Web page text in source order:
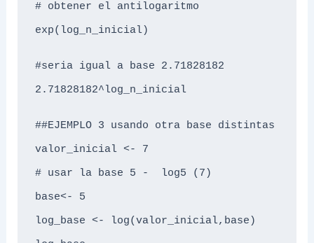
# obtener el antilogaritmo
exp(log_n_inicial)
#seria igual a base 2.71828182
2.71828182^log_n_inicial
##EJEMPLO 3 usando otra base distintas
valor_inicial <- 7
# usar la base 5 -  log5 (7)
base<- 5
log_base <- log(valor_inicial,base)